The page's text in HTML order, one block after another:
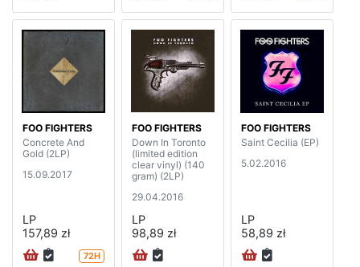
FOO FIGHTERS
Concrete And
Gold (2LP)
15.09.2017
LP
157,89 zł
72H
FOO FIGHTERS
Down In Toronto
(limited edition
clear vinyl) (140
gram) (2LP)
29.04.2016
LP
98,89 zł
FOO FIGHTERS
Saint Cecilia (EP)
5.02.2016
LP
58,89 zł